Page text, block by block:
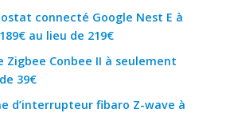
connecté Google Nest E à
au lieu de 219€
Zigbee Conbee II à seulement
39€
d’interrupteur fibaro Z-wave à